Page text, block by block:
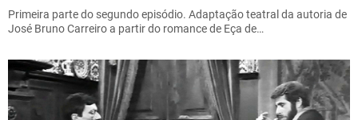
Primeira parte do segundo episódio. Adaptação teatral da autoria de
José Bruno Carreiro a partir do romance de Eça de…